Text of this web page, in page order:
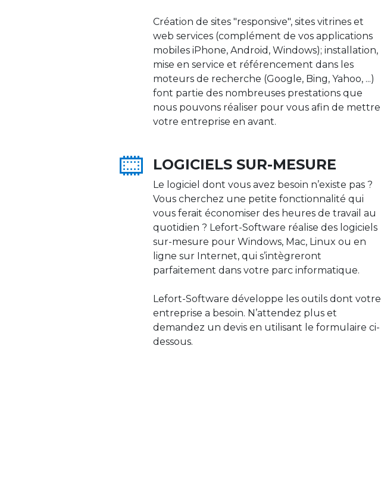
Création de sites "responsive", sites vitrines et
web services (complément de vos applications
mobiles iPhone, Android, Windows); installation,
mise en service et référencement dans les
moteurs de recherche (Google, Bing, Yahoo, ...)
font partie des nombreuses prestations que
nous pouvons réaliser pour vous afin de mettre
votre entreprise en avant.
LOGICIELS SUR-MESURE
Le logiciel dont vous avez besoin n’existe pas ?
Vous cherchez une petite fonctionnalité qui
vous ferait économiser des heures de travail au
quotidien ? Lefort-Software réalise des logiciels
sur-mesure pour Windows, Mac, Linux ou en
ligne sur Internet, qui s’intègreront
parfaitement dans votre parc informatique.
Lefort-Software développe les outils dont votre
entreprise a besoin. N’attendez plus et
demandez un devis en utilisant le formulaire ci-
dessous.